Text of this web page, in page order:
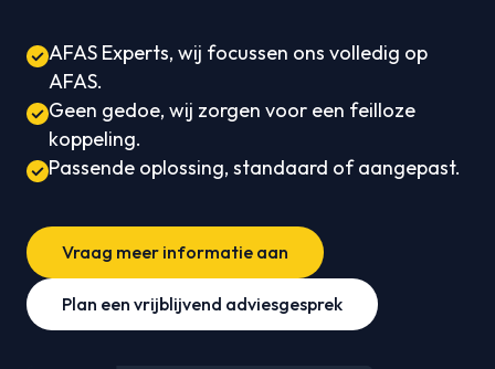
AFAS Experts, wij focussen ons volledig op
AFAS.
Geen gedoe, wij zorgen voor een feilloze
koppeling.
Passende oplossing, standaard of aangepast.
Vraag meer informatie aan
Plan een vrijblijvend adviesgesprek